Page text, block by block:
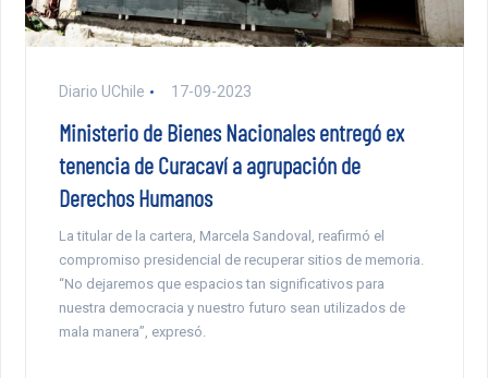
Diario UChile 17-09-2023
Ministerio de Bienes Nacionales entregó ex
tenencia de Curacaví a agrupación de
Derechos Humanos
La titular de la cartera, Marcela Sandoval, reafirmó el
compromiso presidencial de recuperar sitios de memoria.
“No dejaremos que espacios tan significativos para
nuestra democracia y nuestro futuro sean utilizados de
mala manera”, expresó.